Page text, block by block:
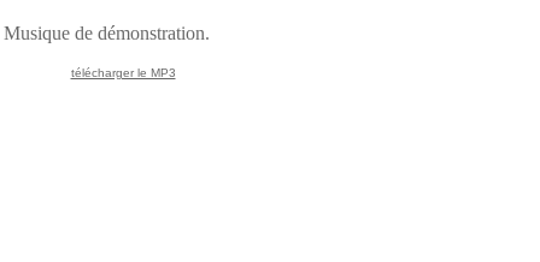
Musique de démonstration.
télécharger le MP3